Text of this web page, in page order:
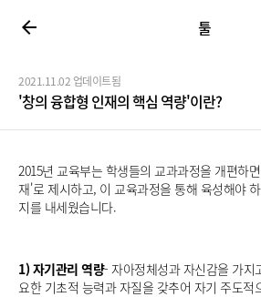
툴
2021.11.02 업데이트됨
'창의 융합형 인재의 핵심 역량'이란?
2015년 교육부는 학생들의 교과과정을 개편하
재'로 제시하고, 이 교육과정을 통해 육성해야
지를 내세웠습니다.
1) 자기관리 역량- 자아정체성과 자신감을 가지
요한 기초적 능력과 자질을 갖추어 자기 주도적